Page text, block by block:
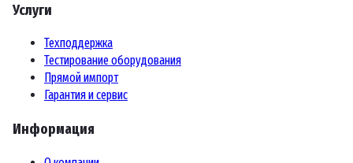
Услуги
Техподдержка
Тестирование оборудования
Прямой импорт
Гарантия и сервис
Информация